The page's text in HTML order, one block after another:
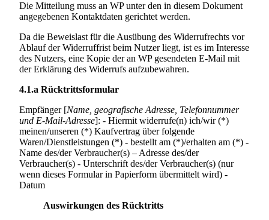
Die Mitteilung muss an WP unter den in diesem Dokument
angegebenen Kontaktdaten gerichtet werden.
Da die Beweislast für die Ausübung des Widerrufrechts vor
Ablauf der Widerruffrist beim Nutzer liegt, ist es im Interesse
des Nutzers, eine Kopie der an WP gesendeten E-Mail mit
der Erklärung des Widerrufs aufzubewahren.
4.1.a Rücktrittsformular
Empfänger [Name, geografische Adresse, Telefonnummer
und E-Mail-Adresse]: - Hiermit widerrufe(n) ich/wir (*)
meinen/unseren (*) Kaufvertrag über folgende
Waren/Dienstleistungen (*) - bestellt am (*)/erhalten am (*) -
Name des/der Verbraucher(s) – Adresse des/der
Verbraucher(s) - Unterschrift des/der Verbraucher(s) (nur
wenn dieses Formular in Papierform übermittelt wird) -
Datum
Auswirkungen des Rücktritts